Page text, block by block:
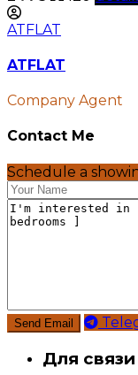
ATFLAT
ATFLAT
Company Agent
Contact Me
Schedule a
Для связи